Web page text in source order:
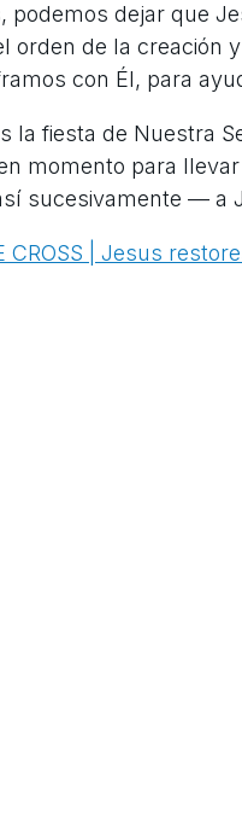
dejar que
orden de la creación
con Él, para
la fiesta de Nuestra
momento para
sucesivamente — a
CROSS | Jesus